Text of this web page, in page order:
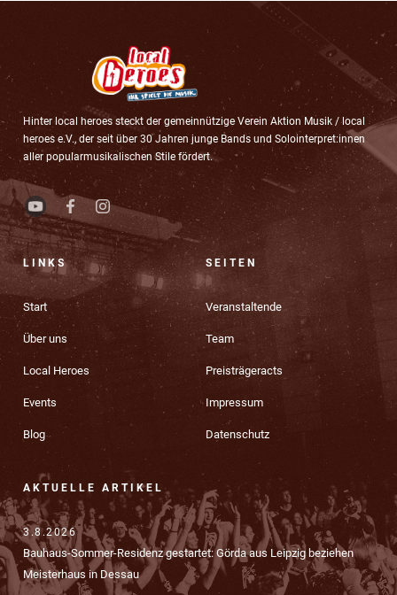
Hinter local heroes steckt der gemeinnützige Verein Aktion Musik / local
heroes e.V., der seit über 30 Jahren junge Bands und Solointerpret:innen
aller popularmusikalischen Stile fördert.
LINKS
Start
Über uns
Local Heroes
Events
Blog
SEITEN
Veranstaltende
Team
Preisträgeracts
Impressum
Datenschutz
AKTUELLE ARTIKEL
3.8.2026
Bauhaus-Sommer-Residenz gestartet: Görda aus Leipzig beziehen
Meisterhaus in Dessau